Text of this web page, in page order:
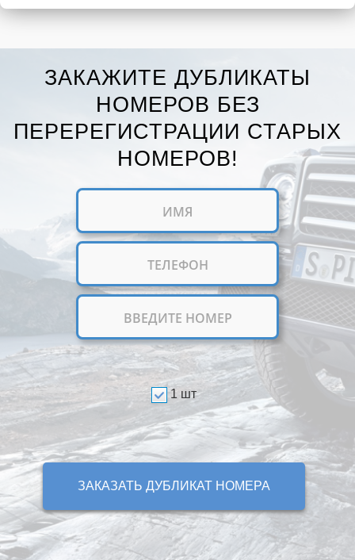
ЗАКАЖИТЕ ДУБЛИКАТЫ
НОМЕРОВ БЕЗ
ПЕРЕРЕГИСТРАЦИИ СТАРЫХ
НОМЕРОВ!
1 шт
ЗАКАЗАТЬ ДУБЛИКАТ НОМЕРА